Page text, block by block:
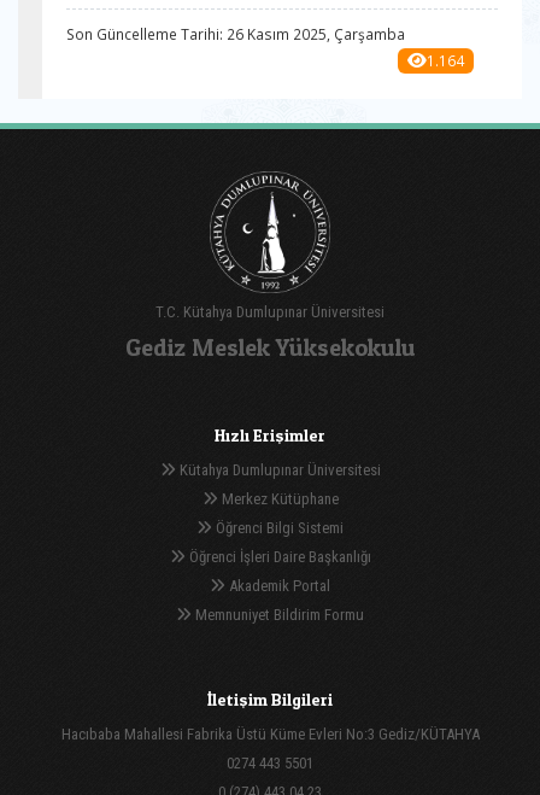
Son Güncelleme Tarihi: 26 Kasım 2025, Çarşamba
1.164
T.C. Kütahya Dumlupınar Üniversitesi
Gediz Meslek Yüksekokulu
Hızlı Erişimler
Kütahya Dumlupınar Üniversitesi
Merkez Kütüphane
Öğrenci Bilgi Sistemi
Öğrenci İşleri Daire Başkanlığı
Akademik Portal
Memnuniyet Bildirim Formu
İletişim Bilgileri
Hacıbaba Mahallesi Fabrika Üstü Küme Evleri No:3 Gediz/KÜTAHYA
0274 443 5501